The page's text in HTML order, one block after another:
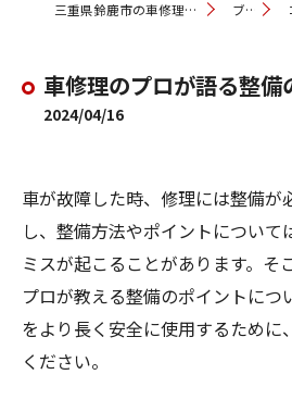
三重県鈴鹿市の車修理ならK2ファクトリー ブログ
車修理のプロが語る整備
2024/04/16
車が故障した時、修理には整備が
し、整備方法やポイントについて
ミスが起こることがあります。そ
プロが教える整備のポイントにつ
をより長く安全に使用するために
ください。